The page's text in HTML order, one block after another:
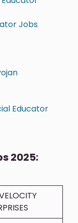
Jobs
Educator
2025: